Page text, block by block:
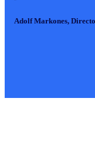
Adolf Markones,